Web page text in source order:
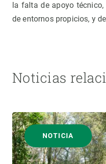
la falta de apoyo
de entornos propicios, y
Noticias
NOTICIA